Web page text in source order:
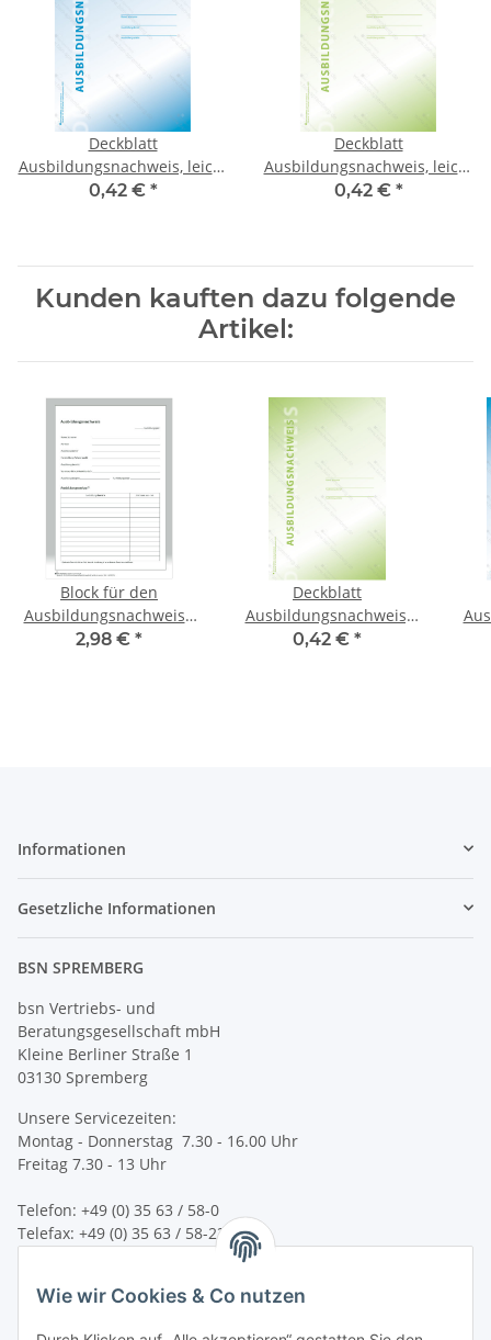
Deckblatt
Ausbildungsnachweis, leicht
kartoniert
0,42 € *
Deckblatt
Ausbildungsnachweis, leicht
kartoniert
0,42 € *
Kunden kauften dazu folgende
Artikel:
Block für den
Ausbildungsnachweis /
Berichtsheft für 1
2,98 € *
Deckblatt
Ausbildungsnachweis,
leicht kartoniert
0,42 € *
Informationen
Gesetzliche Informationen
BSN SPREMBERG
bsn Vertriebs- und
Beratungsgesellschaft mbH
Kleine Berliner Straße 1
03130 Spremberg
Unsere Servicezeiten:
Montag - Donnerstag 7.30 - 16.00 Uhr
Freitag 7.30 - 13 Uhr
Telefon: +49 (0) 35 63 / 58-0
Telefax: +49 (0) 35 63 / 58-231
service@bsn-spremberg.de
Wir versenden mit:
Wie wir Cookies & Co nutzen